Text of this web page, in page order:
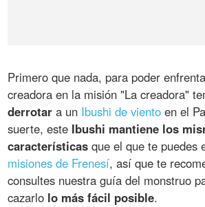
Primero que nada, para poder
creadora en la misión "La creadora"
derrotar a un Ibushi de viento en el
suerte, este Ibushi mantiene los
características que el que te puedes
misiones de Frenesí, así que te
consultes nuestra guía del monstruo
cazarlo lo más fácil posible.